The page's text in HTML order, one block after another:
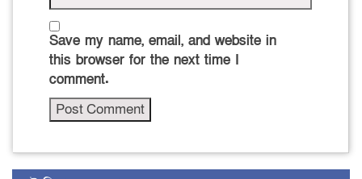
Save my name, email, and website in
this browser for the next time I
comment.